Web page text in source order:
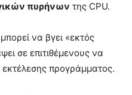
πυρήνων της CPU.
μπορεί να βγει «εκτός
σε επιτιθέμενους να
εκτέλεσης προγράμματος.